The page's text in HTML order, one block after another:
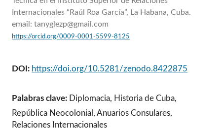
Internacionales “Raúl Roa García”, La Habana, Cuba.
email: tanyglezp@gmail.com
https://orcid.org/0009-0001-5599-8125
DOI: https://doi.org/10.5281/zenodo.8422875
Palabras clave: Diplomacia, Historia de Cuba,
República Neocolonial, Anuarios Consulares,
Relaciones Internacionales